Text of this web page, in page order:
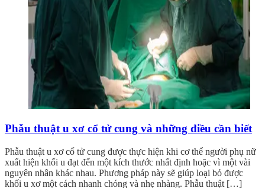
Phẫu thuật u xơ cổ tử cung và những điều cần biết
Phẫu thuật u xơ cổ tử cung được thực hiện khi cơ thể người phụ nữ
xuất hiện khối u đạt đến một kích thước nhất định hoặc vì một vài
nguyên nhân khác nhau. Phương pháp này sẽ giúp loại bỏ được
khối u xơ một cách nhanh chóng và nhẹ nhàng. Phẫu thuật […]